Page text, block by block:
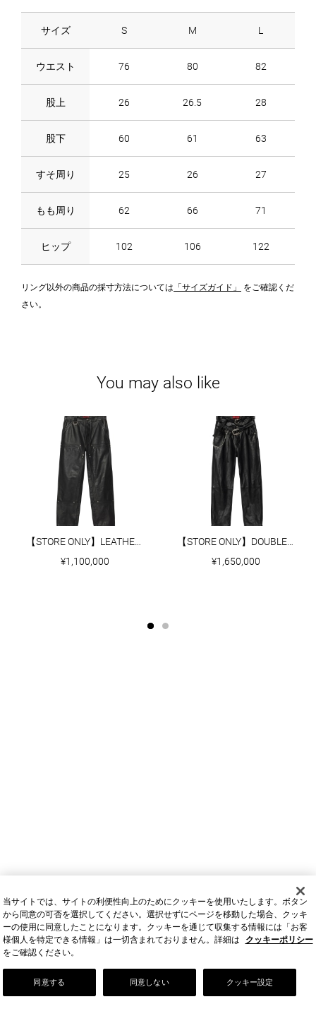
サイズ
ウエスト
股上
股下
すそ周り
もも周り
ヒップ
S
76
26
60
25
62
102
M
80
26.5
61
26
66
106
L
82
28
63
27
71
122
リング以外の商品の採寸方法については 「サイズガイド」
をご確認くだ
さい。
You may also like
¥1,100,000
¥1,650,000
Our Story
当サイトでは、サイトの利便性向上のためにクッキーを使用いたします。ボタン
から同意の可否を選択してください。選択せずにページを移動した場合、クッキ
ーの使用に同意したことになります。クッキーを通じて収集する情報には「お客
様個人を特定できる情報」は一切含まれておりません。詳細は
クッキーポリシー
をご確認ください。
クッキー設定
同意しない
同意する